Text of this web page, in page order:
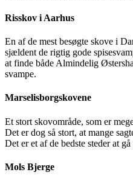
Risskov i Aarhus
En af de mest besøgte skove i
sjældent de rigtig gode
at finde både Almindelig
svampe.
Marselisborgskovene
Et stort skovområde, som er
Det er dog så stort, at mange
Det er et af de bedste steder at
Mols Bjerge